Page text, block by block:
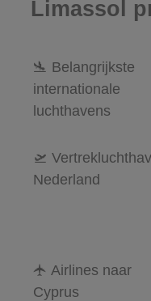
Limassol
🛬 Belangrijkste
internationale
luchthavens
🛫
Nederland
🛧 Airlines naar
Cyprus